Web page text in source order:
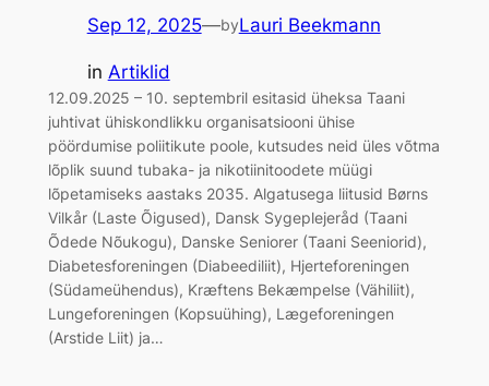
Sep 12, 2025—byLauri Beekmann
in Artiklid
12.09.2025 – 10. septembril esitasid üheksa Taani
juhtivat ühiskondlikku organisatsiooni ühise
pöördumise poliitikute poole, kutsudes neid üles võtma
lõplik suund tubaka- ja nikotiinitoodete müügi
lõpetamiseks aastaks 2035. Algatusega liitusid Børns
Vilkår (Laste Õigused), Dansk Sygeplejeråd (Taani
Õdede Nõukogu), Danske Seniorer (Taani Seeniorid),
Diabetesforeningen (Diabeediliit), Hjerteforeningen
(Südameühendus), Kræftens Bekæmpelse (Vähiliit),
Lungeforeningen (Kopsuühing), Lægeforeningen
(Arstide Liit) ja…